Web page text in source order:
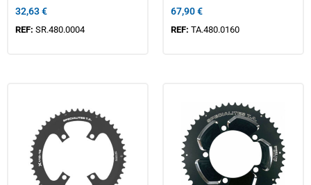
32,63€
REF: SR.480.0004
67,90€
REF: TA.480.0160